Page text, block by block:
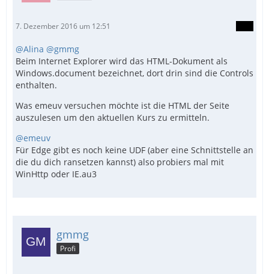
7. Dezember 2016 um 12:51
@Alina @gmmg
Beim Internet Explorer wird das HTML-Dokument als
Windows.document bezeichnet, dort drin sind die Controls
enthalten.
Was emeuv versuchen möchte ist die HTML der Seite
auszulesen um den aktuellen Kurs zu ermitteln.
@emeuv
Für Edge gibt es noch keine UDF (aber eine Schnittstelle an
die du dich ransetzen kannst) also probiers mal mit
WinHttp oder IE.au3
gmmg
Profi